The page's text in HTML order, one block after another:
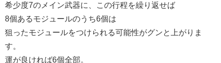
希少度7のメイン武器に、この行程を繰り返せば
8個あるモジュールのうち6個は
狙ったモジュールをつけられる可能性がグンと上がりま
す。
運が良ければ6個全部。